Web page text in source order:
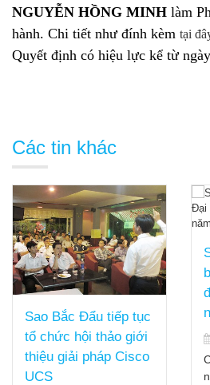
NGUYỄN HỒNG MINH làm
hành. Chi tiết như đính kèm tại
Quyết định có hiệu lực kể từ
Các tin khác
Sao Bắc Đẩu tiếp tục
tổ chức hội thảo giới
thiệu giải pháp Cisco
UCS